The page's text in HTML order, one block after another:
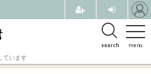
menu
search
ています